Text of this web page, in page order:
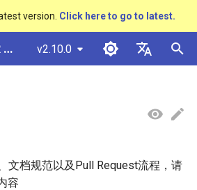
version. Click here to go to latest.
PaddleOCR 문서 v2.10.0
Pу́сский язы́к
指南
文本识别
知识蒸馏
paddleocr package使用说
表格识别
服务化部署
SAST
STAR-Net
UniMERNet
SDMGR
包装生产日期
印章检测与识别
文档规范以及Pull Request流程，请
容